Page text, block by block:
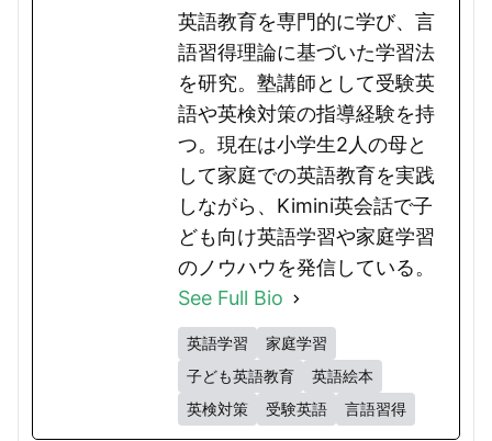
英語教育を専門的に学び、言
語習得理論に基づいた学習法
を研究。塾講師として受験英
語や英検対策の指導経験を持
つ。現在は小学生2人の母と
して家庭での英語教育を実践
しながら、Kimini英会話で子
ども向け英語学習や家庭学習
のノウハウを発信している。
See Full Bio
英語学習
家庭学習
子ども英語教育
英語絵本
英検対策
受験英語 言語習得